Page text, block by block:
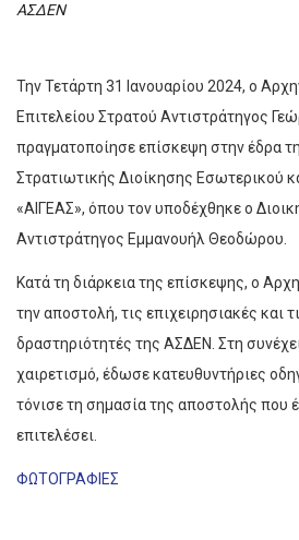
ΑΣΔΕΝ
Την Τετάρτη 31 Ιανουαρίου 2024, ο
Επιτελείου Στρατού Αντιστράτηγος
πραγματοποίησε επίσκεψη στην έδρα
Στρατιωτικής Διοίκησης Εσωτερικού
«ΑΙΓΕΑΣ», όπου τον υποδέχθηκε ο
Αντιστράτηγος Εμμανουήλ Θεοδώρου.
Κατά τη διάρκεια της επίσκεψης, ο
την αποστολή, τις επιχειρησιακές και
δραστηριότητές της ΑΣΔΕΝ. Στη
χαιρετισμό, έδωσε κατευθυντήριες
τόνισε τη σημασία της αποστολής που
επιτελέσει.
ΦΩΤΟΓΡΑΦΙΕΣ